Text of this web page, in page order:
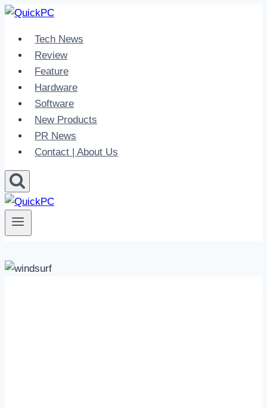
Skip
contentTech News
Review
Feature
Hardware
Software
New Products
PR News
Contact | About Us